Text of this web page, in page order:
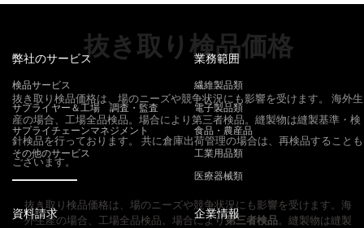
抜き取り検品価格
抜き取り検品価格は、場のニーズや競争状況にも影響を受けます。 海外生
産の場合、工場全品検品。場合により第三者検品。縫製物は縫製基準・検
針検品を行っております。 共に倉庫出荷管理の場合は、再検品することも
ございます。
抜き取り検品価格は、場のニーズや競争状況にも影響を受けます。海
外生産の場合、工場全品検品。場合により第三者検品 。縫製物は縫製
弊社のサービス
検品サービス
サプライヤー＆工場 調査・監査
サプライチェーンマネジメント
その他のサービス
業務範囲
繊維製品類
電子製品類
食品・農産品
工業用品類
医療器械類
資料請求 企業情報